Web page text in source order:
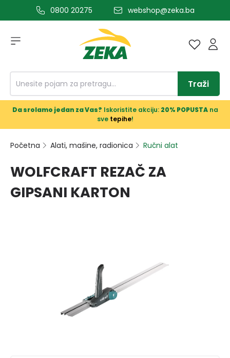
glavni sadržaj0800 20275 webshop@zeka.ba
Traži
Da srolamo jedan za Vas? Iskoristite akciju: 20% POPUSTAna
sve tepihe!
Početna Alati, mašine, radionica Ručni alat
WOLFCRAFT REZAČ ZA
GIPSANI KARTON